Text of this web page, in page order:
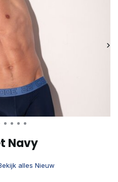
Navy
alles Nieuw